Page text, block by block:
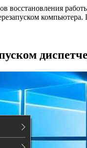
восстановления